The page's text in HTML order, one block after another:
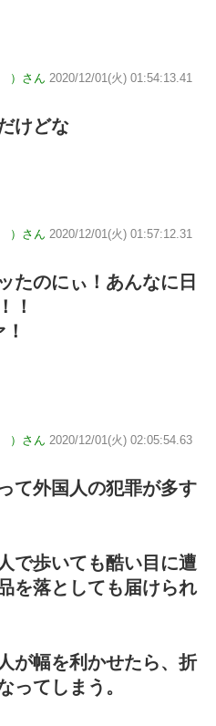
）さん 2020/12/01(火) 01:54:13.41
けどな
）さん 2020/12/01(火) 01:57:12.31
たのにぃ！あんなに日
！
）さん 2020/12/01(火) 02:05:54.63
て外国人の犯罪が多す
で歩いても酷い目に遭
を落としても届けられ
が幅を利かせたら、折
ってしまう。